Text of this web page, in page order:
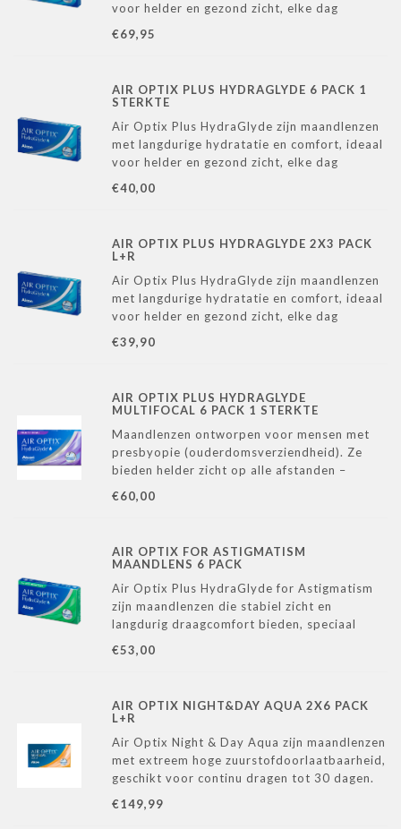
voor helder en gezond zicht, elke dag
€69,95
AIR OPTIX PLUS HYDRAGLYDE 6 PACK 1
STERKTE
Air Optix Plus HydraGlyde zijn maandlenzen
met langdurige hydratatie en comfort, ideaal
voor helder en gezond zicht, elke dag
€40,00
AIR OPTIX PLUS HYDRAGLYDE 2X3 PACK
L+R
Air Optix Plus HydraGlyde zijn maandlenzen
met langdurige hydratatie en comfort, ideaal
voor helder en gezond zicht, elke dag
€39,90
AIR OPTIX PLUS HYDRAGLYDE
MULTIFOCAL 6 PACK 1 STERKTE
Maandlenzen ontworpen voor mensen met
presbyopie (ouderdomsverziendheid). Ze
bieden helder zicht op alle afstanden –
zorgen dankzij de HydraGlyde® Moisture
€60,00
AIR OPTIX FOR ASTIGMATISM
MAANDLENS 6 PACK
Air Optix Plus HydraGlyde for Astigmatism
zijn maandlenzen die stabiel zicht en
langdurig draagcomfort bieden, speciaal
€53,00
AIR OPTIX NIGHT&DAY AQUA 2X6 PACK
L+R
Air Optix Night & Day Aqua zijn maandlenzen
met extreem hoge zuurstofdoorlaatbaarheid,
geschikt voor continu dragen tot 30 dagen.
ze comfortabel en schoon, zelfs bij langdurig
€149,99